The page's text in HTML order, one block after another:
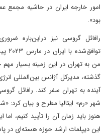
امور خارجه ایران در حاشیه مجمع
بود».
رافائل گروسی نیز در‌این‌باره
من به تهران در این زمینه بسیار
گذشته، مدیرکل آژانس بین‌المللی
آینده به تهران سفر کند. رافائل
شهر «رم» ایتالیا مطرح ‌و بیان کرد:
هنوز باید زمان آن را تأیید کنیم،
این دیپلمات ارشد حوزه هسته‌ای در